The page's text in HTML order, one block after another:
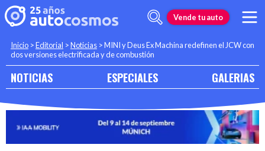
Vende tu auto
Inicio >Editorial >Noticias >MINI y Deus Ex Machina redefinen el JCW con
dos versiones electrificada y de combustión
NOTICIAS ESPECIALES GALERIAS